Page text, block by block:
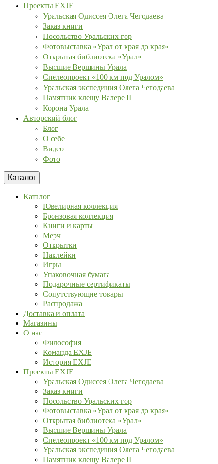
Проекты EXJE
Уральская Одиссея Олега Чегодаева
Заказ книги
Посольство Уральских гор
Фотовыставка «Урал от края до края»
Открытая библиотека «Урал»
Высшие Вершины Урала
Спелеопроект «100 км под Уралом»
Уральская экспедиция Олега Чегодаева
Памятник клещу Валере II
Корона Урала
Авторский блог
Блог
О себе
Видео
Фото
Каталог
Каталог
Ювелирная коллекция
Бронзовая коллекция
Книги и карты
Мерч
Открытки
Наклейки
Игры
Упаковочная бумага
Подарочные сертификаты
Сопутствующие товары
Распродажа
Доставка и оплата
Магазины
О нас
Философия
Команда EXJE
История EXJE
Проекты EXJE
Уральская Одиссея Олега Чегодаева
Заказ книги
Посольство Уральских гор
Фотовыставка «Урал от края до края»
Открытая библиотека «Урал»
Высшие Вершины Урала
Спелеопроект «100 км под Уралом»
Уральская экспедиция Олега Чегодаева
Памятник клещу Валере II